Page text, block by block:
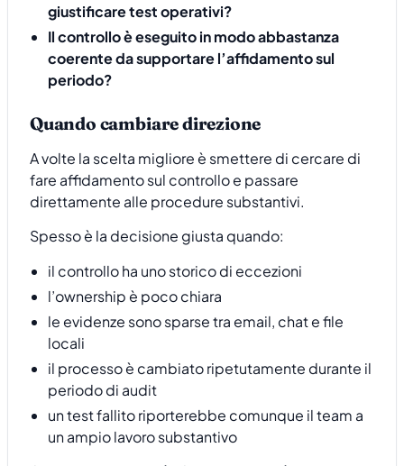
giustificare test operativi?
Il controllo è eseguito in modo abbastanza
coerente da supportare l’affidamento sul
periodo?
Quando cambiare direzione
A volte la scelta migliore è smettere di cercare di
fare affidamento sul controllo e passare
direttamente alle procedure substantivi.
Spesso è la decisione giusta quando:
il controllo ha uno storico di eccezioni
l’ownership è poco chiara
le evidenze sono sparse tra email, chat e file
locali
il processo è cambiato ripetutamente durante il
periodo di audit
un test fallito riporterebbe comunque il team a
un ampio lavoro substantivo